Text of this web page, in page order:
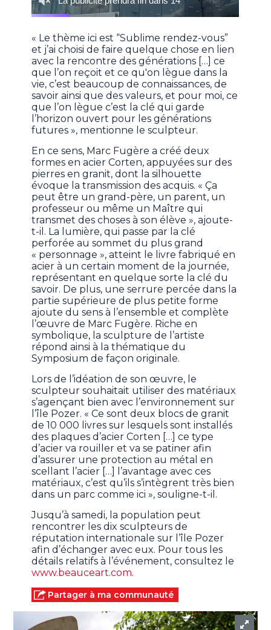
« Le thème ici est “Sublime rendez-vous”
et j’ai choisi de faire quelque chose en lien
avec la rencontre des générations […] ce
que l’on reçoit et ce qu'on lègue dans la
vie, c’est beaucoup de connaissances, de
savoir ainsi que des valeurs, et pour moi, ce
que l’on lègue c’est la clé qui garde
l’horizon ouvert pour les générations
futures », mentionne le sculpteur.
En ce sens, Marc Fugère a créé deux
formes en acier Corten, appuyées sur des
pierres en granit, dont la silhouette
évoque la transmission des acquis. « Ça
peut être un grand-père, un parent, un
professeur ou même un Maître qui
transmet des choses à son élève », ajoute-
t-il. La lumière, qui passe par la clé
perforée au sommet du plus grand
« personnage », atteint le livre fabriqué en
acier à un certain moment de la journée,
représentant en quelque sorte la clé du
savoir. De plus, une serrure percée dans la
partie supérieure de plus petite forme
ajoute du sens à l’ensemble et complète
l’œuvre de Marc Fugère. Riche en
symbolique, la sculpture de l’artiste
répond ainsi à la thématique du
Symposium de façon originale.
Lors de l’idéation de son œuvre, le
sculpteur souhaitait utiliser des matériaux
s’agençant bien avec l’environnement sur
l’île Pozer. « Ce sont deux blocs de granit
de 10 000 livres sur lesquels sont installés
des plaques d’acier Corten […] ce type
d’acier va rouiller et va se patiner afin
d’assurer une protection au métal en
scellant l’acier […] l’avantage avec ces
matériaux, c’est qu’ils s’intègrent très bien
dans un parc comme ici », souligne-t-il.
Jusqu’à samedi, la population peut
rencontrer les dix sculpteurs de
réputation internationale sur l’île Pozer
afin d’échanger avec eux. Pour tous les
détails relatifs à l’événement, consultez le
www.beauceart.com.
Partager à ma communauté